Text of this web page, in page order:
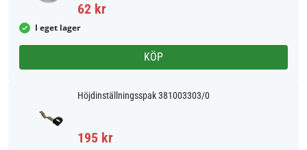
62 kr
I eget lager
KÖP
Höjdinställningsspak 381003303/0
195 kr